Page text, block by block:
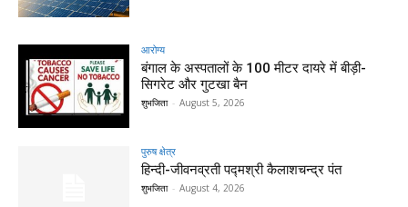
आरोग्य
बंगाल के अस्पतालों के 100 मीटर दायरे में बीड़ी-
सिगरेट और गुटखा बैन
शुभजिता - August 5, 2026
पुरुष क्षेत्र
हिन्‍दी-जीवनव्रती पद्मश्री कैलाशचन्‍द्र पंत
शुभजिता - August 4, 2026